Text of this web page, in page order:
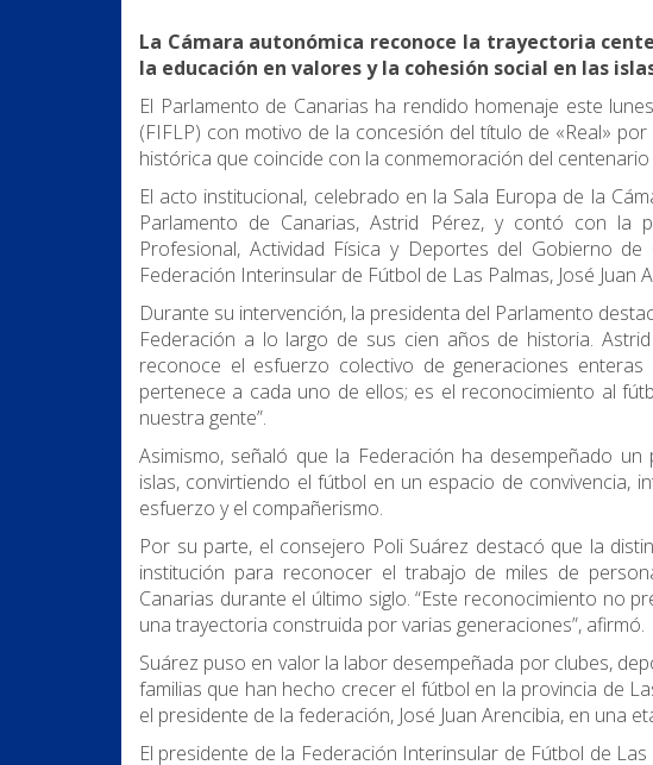
La Cámara autonómica reconoce la trayectoria
la educación en valores y la cohesión social en las
El Parlamento de Canarias ha rendido homenaje este
(FIFLP) con motivo de la concesión del título de «Real»
histórica que coincide con la conmemoración del centenario
El acto institucional, celebrado en la Sala Europa de la
Parlamento de Canarias, Astrid Pérez, y contó con la
Profesional, Actividad Física y Deportes del Gobierno
Federación Interinsular de Fútbol de Las Palmas, José Juan
Durante su intervención, la presidenta del Parlamento
Federación a lo largo de sus cien años de historia.
reconoce el esfuerzo colectivo de generaciones
pertenece a cada uno de ellos; es el reconocimiento al
nuestra gente”.
Asimismo, señaló que la Federación ha desempeñado
islas, convirtiendo el fútbol en un espacio de convivencia,
esfuerzo y el compañerismo.
Por su parte, el consejero Poli Suárez destacó que la
institución para reconocer el trabajo de miles de
Canarias durante el último siglo. “Este reconocimiento no
una trayectoria construida por varias generaciones”, afirmó.
Suárez puso en valor la labor desempeñada por clubes,
familias que han hecho crecer el fútbol en la provincia de
el presidente de la federación, José Juan Arencibia, en una
El presidente de la Federación Interinsular de Fútbol de